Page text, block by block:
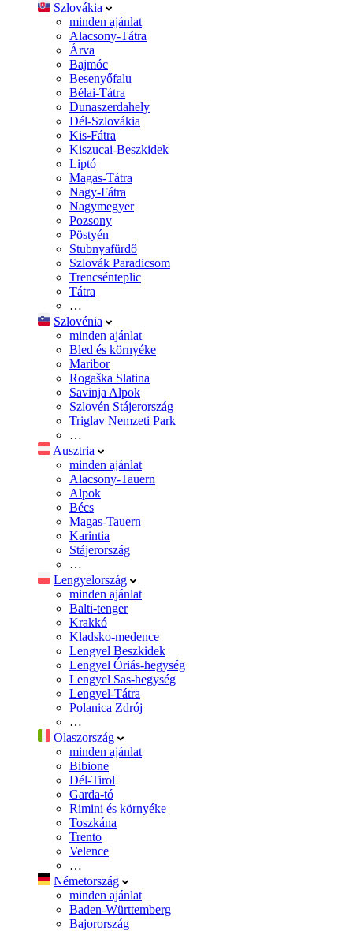
Szlovákia
minden ajánlat
Alacsony-Tátra
Árva
Bajmóc
Besenyőfalu
Bélai-Tátra
Dunaszerdahely
Dél-Szlovákia
Kis-Fátra
Kiszucai-Beszkidek
Liptó
Magas-Tátra
Nagy-Fátra
Nagymegyer
Pozsony
Pöstyén
Stubnyafürdő
Szlovák Paradicsom
Trencsénteplic
Tátra
…
Szlovénia
minden ajánlat
Bled és környéke
Maribor
Rogaška Slatina
Savinja Alpok
Szlovén Stájerország
Triglav Nemzeti Park
…
Ausztria
minden ajánlat
Alacsony-Tauern
Alpok
Bécs
Magas-Tauern
Karintia
Stájerország
…
Lengyelország
minden ajánlat
Balti-tenger
Krakkó
Kladsko-medence
Lengyel Beszkidek
Lengyel Óriás-hegység
Lengyel Sas-hegység
Lengyel-Tátra
Polanica Zdrój
…
Olaszország
minden ajánlat
Bibione
Dél-Tirol
Garda-tó
Rimini és környéke
Toszkána
Trento
Velence
…
Németország
minden ajánlat
Baden-Württemberg
Bajorország